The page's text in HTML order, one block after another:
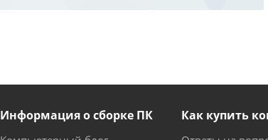
Информация о сборке ПК Как купить